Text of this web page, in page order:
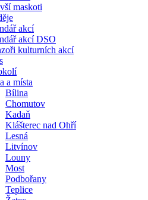
maskoti
akcí
akcí DSO
kulturních akcí
a místa
Bílina
Chomutov
Kadaň
Klášterec nad Ohří
Lesná
Litvínov
Louny
Most
Podbořany
Teplice